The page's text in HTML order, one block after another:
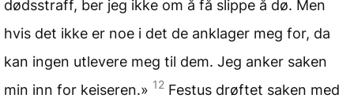
dødsstraff, ber jeg ikke om å få slippe å dø. Men
hvis det ikke er noe i det de anklager meg for, da
kan ingen utlevere meg til dem. Jeg anker saken
min inn for keiseren.» 12 Festus drøftet saken med